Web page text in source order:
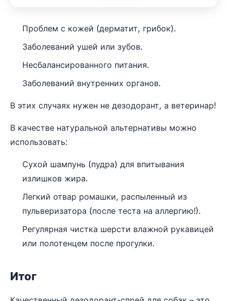
Проблем с кожей (дерматит, грибок).
Заболеваний ушей или зубов.
Несбалансированного питания.
Заболеваний внутренних органов.
В этих случаях нужен не дезодорант, а ветеринар!
В качестве натуральной альтернативы можно
использовать:
Сухой шампунь (пудра) для впитывания
излишков жира.
Легкий отвар ромашки, распыленный из
пульверизатора (после теста на аллергию!).
Регулярная чистка шерсти влажной рукавицей
или полотенцем после прогулки.
Итог